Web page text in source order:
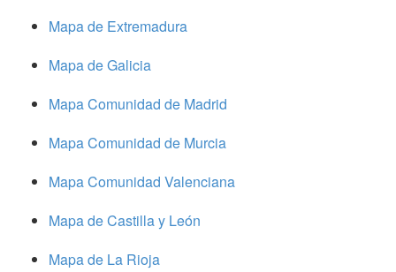
Mapa de Extremadura
Mapa de Galicia
Mapa Comunidad de Madrid
Mapa Comunidad de Murcia
Mapa Comunidad Valenciana
Mapa de Castilla y León
Mapa de La Rioja